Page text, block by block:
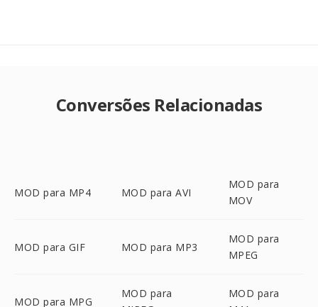
Conversões Relacionadas
MOD para MP4 MOD para AVI
MOD para
MOV
MOD para GIF MOD para MP3
MOD para
MPEG
MOD para MPG
MOD para
MOD para